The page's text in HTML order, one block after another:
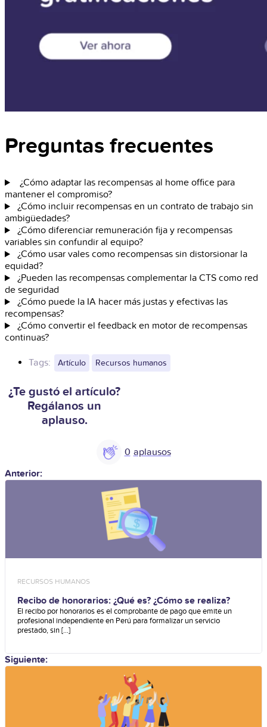
Preguntas frecuentes
¿Cómo adaptar las recompensas al home office para
mantener el compromiso?
¿Cómo incluir recompensas en un contrato de trabajo sin
ambigüedades?
¿Cómo diferenciar remuneración fija y recompensas
variables sin confundir al equipo?
¿Cómo usar vales como recompensas sin distorsionar la
equidad?
¿Pueden las recompensas complementar la CTS como red
de seguridad
¿Cómo puede la IA hacer más justas y efectivas las
recompensas?
¿Cómo convertir el feedback en motor de recompensas
continuas?
Tags: Artículo Recursos humanos
¿Te gustó el artículo?
Regálanos un
aplauso.
0
Anterior:
RECURSOS HUMANOS
Recibo de honorarios: ¿Qué es? ¿Cómo se realiza?
El recibo por honorarios es el comprobante de pago que emite un
profesional independiente en Perú para formalizar un servicio
prestado, sin [...]
Siguiente: